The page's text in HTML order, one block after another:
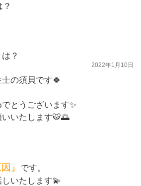
？
2022年1月10日
の須貝です🍀
とうございます✨
いたします🐯🌅
』
です。
しいたします💫